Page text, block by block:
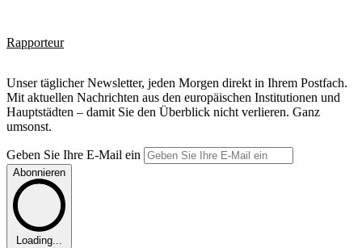
Rapporteur
Unser täglicher Newsletter, jeden Morgen direkt in Ihrem Postfach.
Mit aktuellen Nachrichten aus den europäischen Institutionen und
Hauptstädten – damit Sie den Überblick nicht verlieren. Ganz
umsonst.
Geben Sie Ihre E-Mail ein
Abonnieren
Loading...